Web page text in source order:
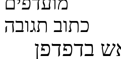
כתוב תגובה
בדפדפן